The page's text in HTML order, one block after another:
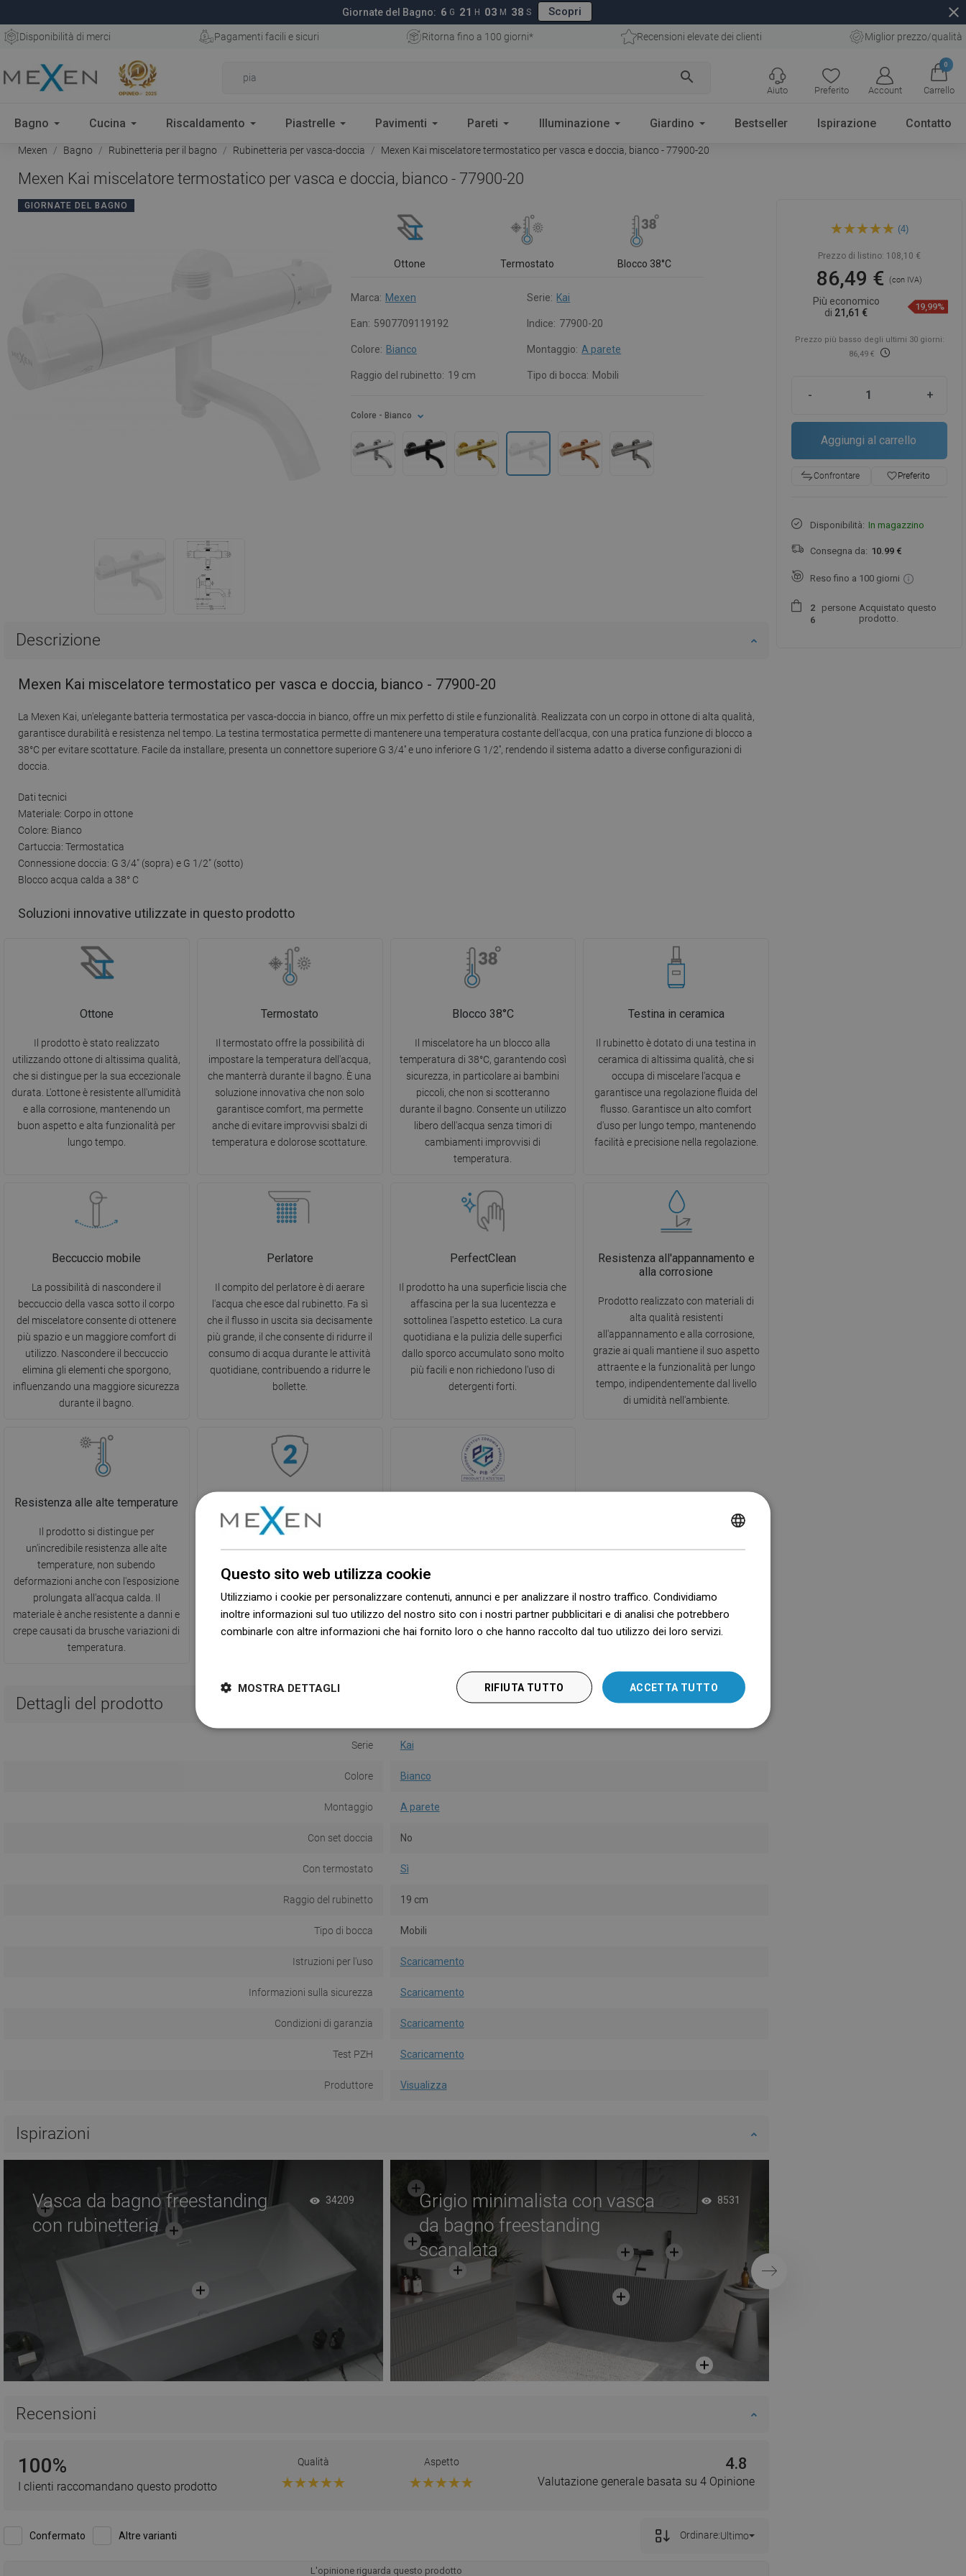
Giornate del Bagno: 6 G 21 H 03 M 37 S Scopri close
Disponibilità di merci Pagamenti facili e sicuri Ritorna fino a 100 giorni* Recensioni elevate dei clienti Miglior prezzo/qualità
search
Preferito Account
0
Carrello
Aiuto
Bagno Cucina Riscaldamento Piastrelle Pavimenti Pareti Illuminazione Giardino Bestseller Ispirazione Contatto
Mexen Bagno Rubinetteria per il bagno Rubinetteria per vasca-doccia Mexen Kai miscelatore termostatico per vasca e doccia, bianco - 77900-20
Mexen Kai miscelatore termostatico per vasca e doccia, bianco - 77900-20
GIORNATE DEL BAGNO
Ottone Termostato Blocco 38°C
Marca: Mexen Serie: Kai
Ean: 5907709119192 Indice: 77900-20
Colore: Bianco Montaggio: A parete
Raggio del rubinetto: 19 cm Tipo di bocca: Mobili
Colore - Bianco
Descrizione
Mexen Kai miscelatore termostatico per vasca e doccia, bianco - 77900-20
La Mexen Kai, un'elegante batteria termostatica per vasca-doccia in bianco, offre un mix perfetto di stile e funzionalità. Realizzata con un corpo in ottone di alta qualità,
garantisce durabilità e resistenza nel tempo. La testina termostatica permette di mantenere una temperatura costante dell'acqua, con una pratica funzione di blocco a
38°C per evitare scottature. Facile da installare, presenta un connettore superiore G 3/4'' e uno inferiore G 1/2'', rendendo il sistema adatto a diverse configurazioni di
doccia.
Dati tecnici
Materiale: Corpo in ottone
Colore: Bianco
Cartuccia: Termostatica
Connessione doccia: G 3/4" (sopra) e G 1/2" (sotto)
Blocco acqua calda a 38° C
Soluzioni innovative utilizzate in questo prodotto
Ottone
Il prodotto è stato realizzato
utilizzando ottone di altissima qualità,
che si distingue per la sua eccezionale
durata. L'ottone è resistente all'umidità
e alla corrosione, mantenendo un
buon aspetto e alta funzionalità per
lungo tempo.
Termostato
Il termostato offre la possibilità di
impostare la temperatura dell'acqua,
che manterrà durante il bagno. È una
soluzione innovativa che non solo
garantisce comfort, ma permette
anche di evitare improvvisi sbalzi di
temperatura e dolorose scottature.
Blocco 38°C
Il miscelatore ha un blocco alla
temperatura di 38°C, garantendo così
sicurezza, in particolare ai bambini
piccoli, che non si scotteranno
durante il bagno. Consente un utilizzo
libero dell'acqua senza timori di
cambiamenti improvvisi di
temperatura.
Testina in ceramica
Il rubinetto è dotato di una testina in
ceramica di altissima qualità, che si
occupa di miscelare l'acqua e
garantisce una regolazione fluida del
flusso. Garantisce un alto comfort
d'uso per lungo tempo, mantenendo
facilità e precisione nella regolazione.
Beccuccio mobile
La possibilità di nascondere il
beccuccio della vasca sotto il corpo
del miscelatore consente di ottenere
più spazio e un maggiore comfort di
utilizzo. Nascondere il beccuccio
elimina gli elementi che sporgono,
influenzando una maggiore sicurezza
durante il bagno.
Perlatore
Il compito del perlatore è di aerare
l'acqua che esce dal rubinetto. Fa sì
che il flusso in uscita sia decisamente
più grande, il che consente di ridurre il
consumo di acqua durante le attività
quotidiane, contribuendo a ridurre le
bollette.
PerfectClean
Il prodotto ha una superficie liscia che
affascina per la sua lucentezza e
sottolinea l'aspetto estetico. La cura
quotidiana e la pulizia delle superfici
dallo sporco accumulato sono molto
più facili e non richiedono l'uso di
detergenti forti.
Resistenza all'appannamento e
alla corrosione
Prodotto realizzato con materiali di
alta qualità resistenti
all'appannamento e alla corrosione,
grazie ai quali mantiene il suo aspetto
attraente e la funzionalità per lungo
tempo, indipendentemente dal livello
di umidità nell'ambiente.
Resistenza alle alte temperature
Il prodotto si distingue per
un'incredibile resistenza alle alte
temperature, non subendo
deformazioni anche con l'esposizione
prolungata all'acqua calda. Il
materiale è anche resistente a danni e
crepe causati da brusche variazioni di
temperatura.
2 anni di garanzia
Il prodotto è coperto da una garanzia
di 2 anni. In caso di problemi con il
contattarci tramite il modulo di
contatto o telefonicamente al numero
dell'assistenza.
Igienica PZH che conferma la sua
- indica che in nessun modo influisce
negativamente sulla salute umana e
sull'ambiente naturale. nr
B.BK.60110.1537.2023 valido fino al
Dettagli del prodotto
Serie Kai
Colore Bianco
Montaggio A parete
Con set doccia No
Con termostato Sì
Raggio del rubinetto 19 cm
Tipo di bocca Mobili
Istruzioni per l'uso Scaricamento
Informazioni sulla sicurezza Scaricamento
Condizioni di garanzia Scaricamento
Test PZH Scaricamento
Produttore Visualizza
Ispirazioni
Vasca da bagno freestanding
con rubinetteria
34209
Grigio minimalista con vasca
da bagno freestanding
scanalata
8531
Successivo
Recensioni
100%
I clienti raccomandano questo prodotto
Qualità Aspetto 4.8
Valutazione generale basata su 4 Opinione
Confermato Altre varianti Ordinare:Ultimo
L'opinione riguarda questo prodotto
termostatico per vasca e
(4)
Prezzo di listino: 108,10 €
86,49 €(con IVA)
Più economico
di 21,61 € 19,99%
Prezzo più basso degli ultimi 30 giorni:
86,49 €
- +
Aggiungi al carrello
Confrontare favorite_borderPreferito
Disponibilità: In magazzino
Consegna da: 10.99 €
Reso fino a 100 giorni
2
6
persone Acquistato questo
prodotto.
ENGLISH
SLOVAK
ROMANIAN
FRENCH
Questo sito web utilizza cookie
Utilizziamo i cookie per personalizzare contenuti, annunci e per analizzare il nostro traffico. Condividiamo
inoltre informazioni sul tuo utilizzo del nostro sito con i nostri partner pubblicitari e di analisi che potrebbero
combinarle con altre informazioni che hai fornito loro o che hanno raccolto dal tuo utilizzo dei loro servizi.
ACCETTA TUTTO
RIFIUTA TUTTO
MOSTRA DETTAGLI